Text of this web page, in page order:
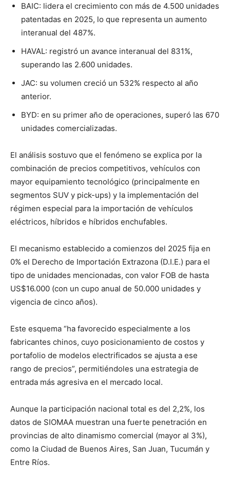
BAIC: lidera el crecimiento con más de 4.500 unidades
patentadas en 2025, lo que representa un aumento
interanual del 487%.
HAVAL: registró un avance interanual del 831%,
superando las 2.600 unidades.
JAC: su volumen creció un 532% respecto al año
anterior.
BYD: en su primer año de operaciones, superó las 670
unidades comercializadas.
El análisis sostuvo que el fenómeno se explica por la
combinación de precios competitivos, vehículos con
mayor equipamiento tecnológico (principalmente en
segmentos SUV y pick-ups) y la implementación del
régimen especial para la importación de vehículos
eléctricos, híbridos e híbridos enchufables.
El mecanismo establecido a comienzos del 2025 fija en
0% el Derecho de Importación Extrazona (D.I.E.) para el
tipo de unidades mencionadas, con valor FOB de hasta
US$16.000 (con un cupo anual de 50.000 unidades y
vigencia de cinco años).
Este esquema “ha favorecido especialmente a los
fabricantes chinos, cuyo posicionamiento de costos y
portafolio de modelos electrificados se ajusta a ese
rango de precios”, permitiéndoles una estrategia de
entrada más agresiva en el mercado local.
Aunque la participación nacional total es del 2,2%, los
datos de SIOMAA muestran una fuerte penetración en
provincias de alto dinamismo comercial (mayor al 3%),
como la Ciudad de Buenos Aires, San Juan, Tucumán y
Entre Ríos.